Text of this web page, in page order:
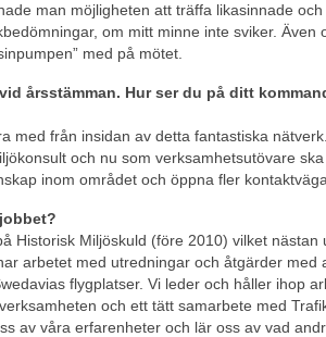
man möjligheten att träffa likasinnade
om mitt minne inte sviker. Även
med på mötet.
årsstämman. Hur ser du på ditt
med från insidan av detta fantastiska
och nu som verksamhetsutövare
inom området och öppna fler
Historisk Miljöskuld (före 2010) vilket nästan
arbetet med utredningar och åtgärder med
flygplatser. Vi leder och håller ihop
och ett tätt samarbete med
av våra erfarenheter och lär oss av vad